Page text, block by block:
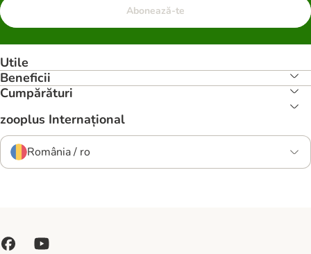
Abonează-te
Utile
Beneficii
Cumpărături
zooplus Internațional
România / ro